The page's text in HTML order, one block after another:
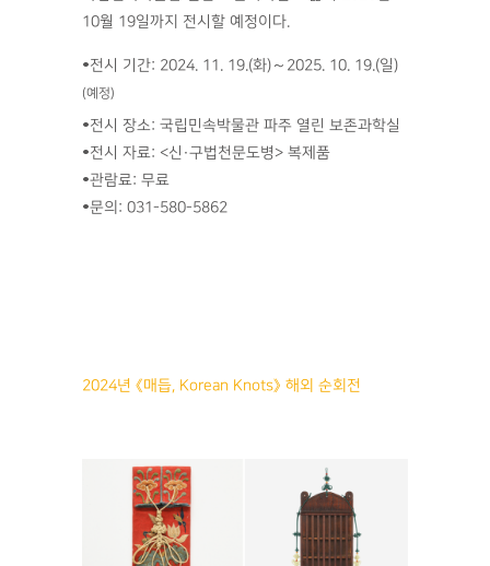
10월 19일까지 전시할 예정이다.
•전시 기간: 2024. 11. 19.(화)～2025. 10. 19.(일)
(예정)
•전시 장소: 국립민속박물관 파주 열린 보존과학실
•전시 자료: <신·구법천문도병> 복제품
•관람료: 무료
•문의: 031-580-5862
2024년 《매듭, Korean Knots》 해외 순회전